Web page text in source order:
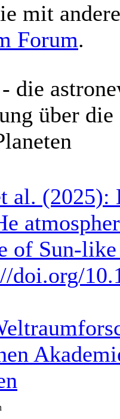
mit
Forum.
- die
über die
al. (2025):
of Sun-
doi.org/